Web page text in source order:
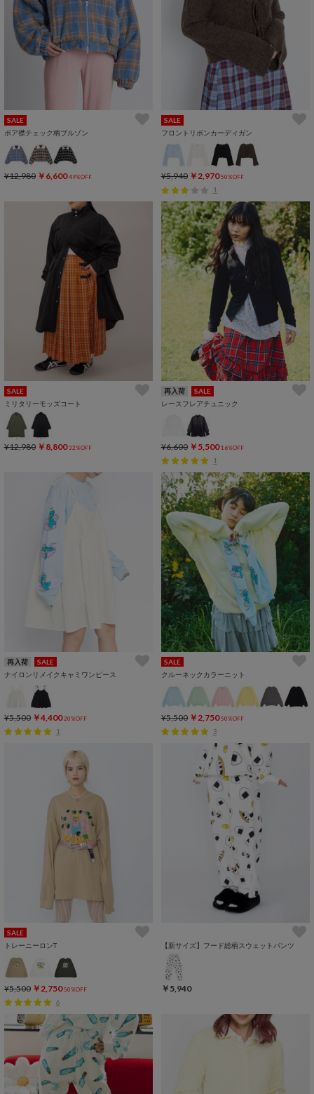
SALE
ボア襟チェック柄ブルゾン
¥12,980 ￥6,600 49%OFF
SALE
フロントリボンカーディガン
¥5,940 ￥2,970 50%OFF
1
SALE
ミリタリーモッズコート
¥12,980 ￥8,800 32%OFF
再入荷
SALE
レースフレアチュニック
¥6,600 ￥5,500 16%OFF
1
再入荷
SALE
ナイロンリメイクキャミワンピース
¥5,500 ￥4,400 20%OFF
1
SALE
クルーネックカラーニット
¥5,500 ￥2,750 50%OFF
3
SALE
トレーニーロンT
¥5,500 ￥2,750 50%OFF
6
【新サイズ】フード総柄スウェットパンツ
￥5,940